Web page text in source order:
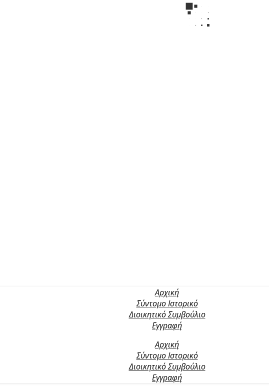
Αρχική
Σύντομο Ιστορικό
Διοικητικό Συμβούλιο
Εγγραφή
Αρχική
Σύντομο Ιστορικό
Διοικητικό Συμβούλιο
Εγγραφή